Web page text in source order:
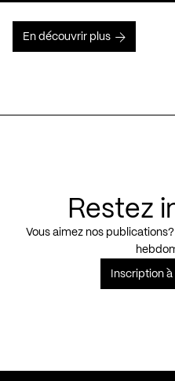
En découvrir plus
Restez
Vous aimez nos
Inscription